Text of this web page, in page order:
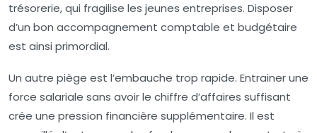
trésorerie, qui fragilise les jeunes entreprises. Disposer
d’un bon accompagnement comptable et budgétaire
est ainsi primordial.
Un autre piège est l’embauche trop rapide. Entrainer une
force salariale sans avoir le chiffre d’affaires suffisant
crée une pression financière supplémentaire. Il est